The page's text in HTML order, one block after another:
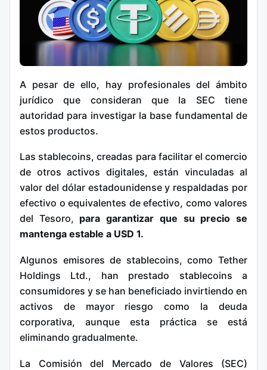
A pesar de ello, hay profesionales del ámbito
jurídico que consideran que la SEC tiene
autoridad para investigar la base fundamental de
estos productos.
Las stablecoins, creadas para facilitar el comercio
de otros activos digitales, están vinculadas al
valor del dólar estadounidense y respaldadas por
efectivo o equivalentes de efectivo, como valores
del Tesoro, para garantizar que su precio se
mantenga estable a USD 1.
Algunos emisores de stablecoins, como Tether
Holdings Ltd., han prestado stablecoins a
consumidores y se han beneficiado invirtiendo en
activos de mayor riesgo como la deuda
corporativa, aunque esta práctica se está
eliminando gradualmente.
La Comisión del Mercado de Valores (SEC)